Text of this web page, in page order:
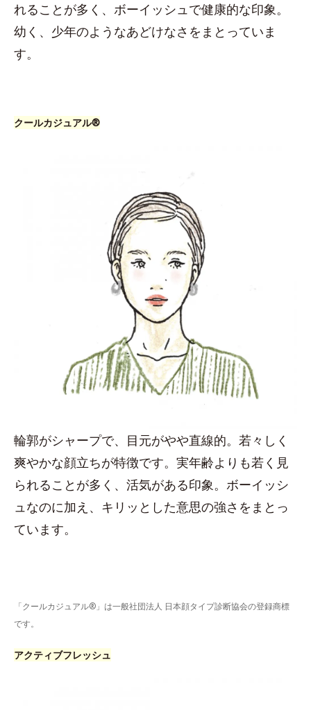
れることが多く、ボーイッシュで健康的な印象。
幼く、少年のようなあどけなさをまとっていま
す。
クールカジュアル®
輪郭がシャープで、目元がやや直線的。若々しく
爽やかな顔立ちが特徴です。実年齢よりも若く見
られることが多く、活気がある印象。ボーイッシ
ュなのに加え、キリッとした意思の強さをまとっ
ています。
「クールカジュアル®」は一般社団法人 日本顔タイプ診断協会の登録商標
です。
アクティブフレッシュ